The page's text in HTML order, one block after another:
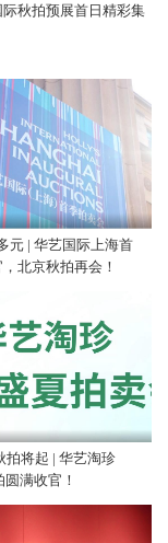
秋拍预展首日精彩集
元 | 华艺国际上海首
北京秋拍再会！
拍将起 | 华艺淘珍
满收官！